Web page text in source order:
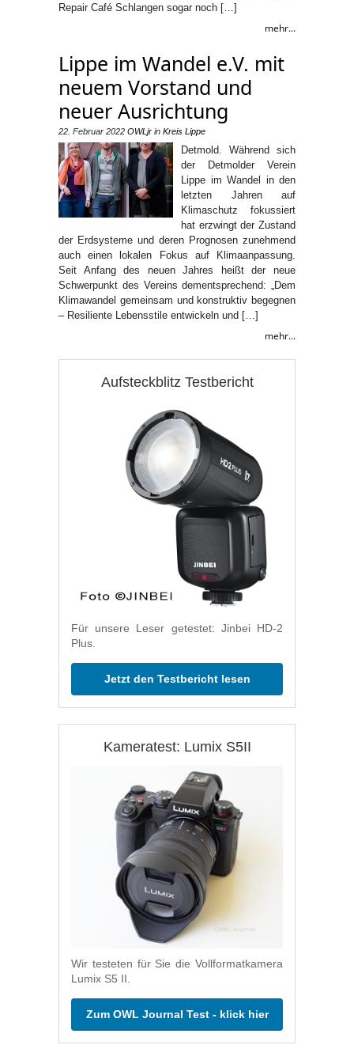
Repair Café Schlangen sogar noch […]
mehr...
Lippe im Wandel e.V. mit
neuem Vorstand und
neuer Ausrichtung
22. Februar 2022 OWLjr in Kreis Lippe
Detmold. Während sich
der Detmolder Verein
Lippe im Wandel in den
letzten Jahren auf
Klimaschutz fokussiert
hat erzwingt der Zustand
der Erdsysteme und deren Prognosen zunehmend
auch einen lokalen Fokus auf Klimaanpassung.
Seit Anfang des neuen Jahres heißt der neue
Schwerpunkt des Vereins dementsprechend: „Dem
Klimawandel gemeinsam und konstruktiv begegnen
– Resiliente Lebensstile entwickeln und […]
mehr...
Aufsteckblitz Testbericht
Für unsere Leser getestet: Jinbei HD-2
Plus.
Jetzt den Testbericht lesen
Kameratest: Lumix S5II
Wir testeten für Sie die Vollformatkamera
Lumix S5 II.
Zum OWL Journal Test - klick hier